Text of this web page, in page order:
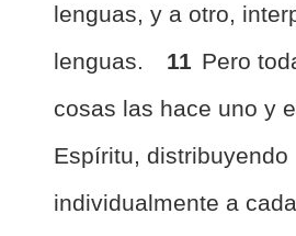
lenguas, y a otro,
lenguas.
11 Pero
cosas las hace uno y
Espíritu, distribuyendo
individualmente a